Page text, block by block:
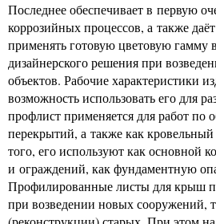
Последнее обеспечивает в первую
коррозийных процессов, а также
применять готовую цветовую гамму
дизайнерского решения при
объектов. Рабочие характеристики
возможность использовать его для
профлист применяется для работ по
перекрытий, а также как
того, его используют как основной
и ограждений, как фундаментную
Профилированные листы для крыш
при возведении новых сооружений,